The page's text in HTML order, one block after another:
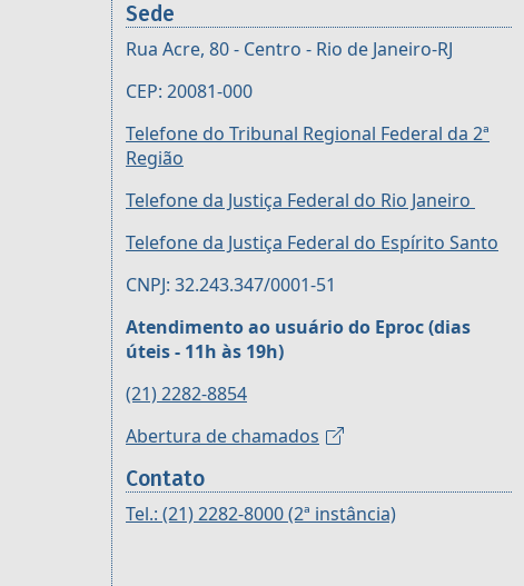
Sede
Rua Acre, 80 - Centro - Rio de Janeiro-RJ
CEP: 20081-000
Telefone do Tribunal Regional Federal da 2ª
Região
Telefone da Justiça Federal do Rio Janeiro
Telefone da Justiça Federal do Espírito Santo
CNPJ: 32.243.347/0001-51
Atendimento ao usuário do Eproc (dias
úteis - 11h às 19h)
(21) 2282-8854
Abertura de chamados
Contato
Tel.: (21) 2282-8000 (2ª instância)